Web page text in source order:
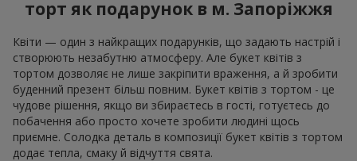
торт як подарунок в м. Запоріжжя
Квіти — один з найкращих подарунків, що задають настрій і
створюють незабутню атмосферу. Але букет квітів з
тортом дозволяє не лише закріпити враження, а й зробити
буденний презент більш повним. Букет квітів з тортом - це
чудове рішення, якщо ви збираєтесь в гості, готуєтесь до
побачення або просто хочете зробити людині щось
приємне. Солодка деталь в композиції букет квітів з тортом
додає тепла, смаку й відчуття свята.